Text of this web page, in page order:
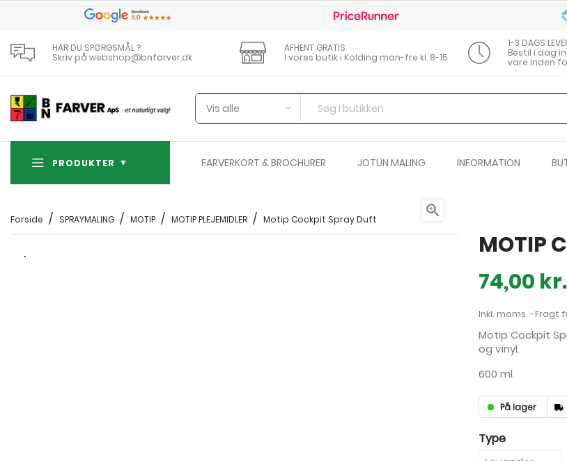
HAR DU SPØRGSMÅL ?
Skriv på webshop@bnfarver.dk
AFHENT GRATIS
I vores butik i Kolding man-fre kl. 8-15
1-3 DAGS
Bestil i dag
vare inden
Vis alle
PRODUKTER FARVERKORT & BROCHURER JOTUN MALING INFORMATION
Forside SPRAYMALING MOTIP MOTIP PLEJEMIDLER Motip Cockpit Spray Duft

MOTIP
74,00 kr.
Inkl. moms Fragt
Motip Cockpit
og vinyl.
600 ml.
På lager
Type